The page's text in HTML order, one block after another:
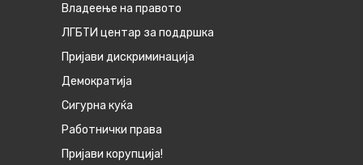
Владеење на правото
ЛГБТИ центар за поддршка
Пријави дискриминација
Демократија
Сигурна куќа
Работнички права
Пријави корупција!